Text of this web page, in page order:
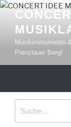
Zum
Inhalt
springen
Musikinstrumente
Prenzlauer Berg!